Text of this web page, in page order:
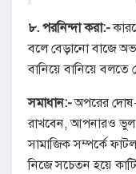
৮. পরনিন্দা করা:-
বলে বেড়ানো বাজে
বানিয়ে বানিয়ে বলতে
সমাধান:-অপরের দোষ-
রাখবেন, আপনারও ভুল
সামাজিক সম্পর্কে
নিজে সচেতন হয়ে